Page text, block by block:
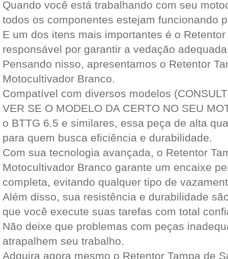
Quando você está trabalhando com seu
todos os componentes estejam funcionando
E um dos itens mais importantes é o
responsável por garantir a vedação
Pensando nisso, apresentamos o Retentor
Motocultivador Branco.
Compatível com diversos modelos
VER SE O MODELO DA CERTO NO SEU
o BTTG 6.5 e similares, essa peça de alta
para quem busca eficiência e durabilidade.
Com sua tecnologia avançada, o Retentor
Motocultivador Branco garante um encaixe
completa, evitando qualquer tipo de
Além disso, sua resistência e durabilidade
que você execute suas tarefas com total
Não deixe que problemas com peças
atrapalhem seu trabalho.
Adquira agora mesmo o Retentor Tampa de